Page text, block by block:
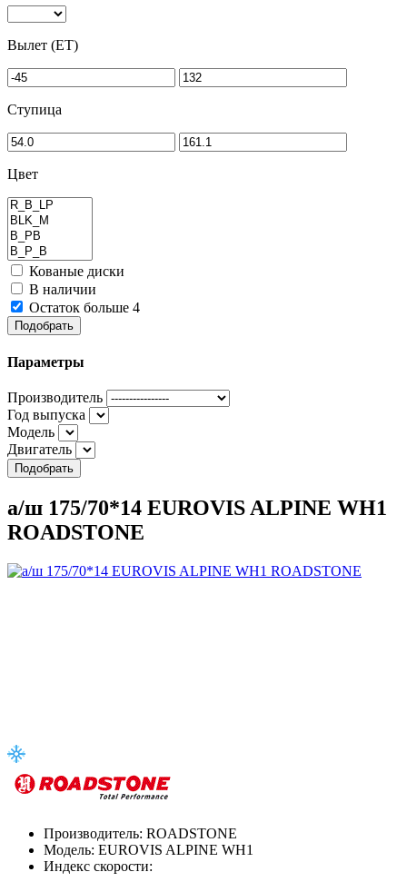
Вылет (ET)
Ступица
Цвет
Кованые диски
В наличии
Остаток больше 4
Подобрать
Параметры
Производитель
Год выпуска
Модель
Двигатель
Подобрать
а/ш 175/70*14 EUROVIS ALPINE WH1
ROADSTONE
Производитель: ROADSTONE
Модель: EUROVIS ALPINE WH1
Индекс скорости: